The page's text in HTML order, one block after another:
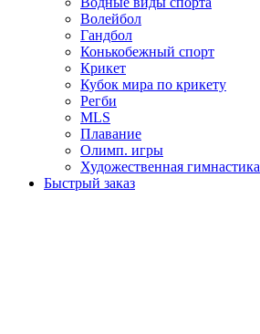
Волейбол
Гандбол
Конькобежный спорт
Крикет
Кубок мира по крикету
Регби
MLS
Плавание
Олимп. игры
Художественная гимнастика
Быстрый заказ